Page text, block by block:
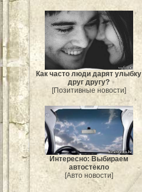
Как часто люди дарят улыбку
друг другу?
[Позитивные новости]
Интересно: Выбираем
автостекло
[Авто новости]